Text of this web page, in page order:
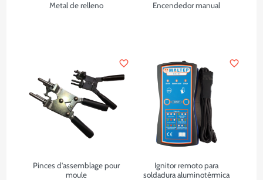
Metal de relleno Encendedor manual
Pinces d'assemblage pour
moule
favorite_border
Ignitor remoto para
soldadura aluminotérmica
favorite_border